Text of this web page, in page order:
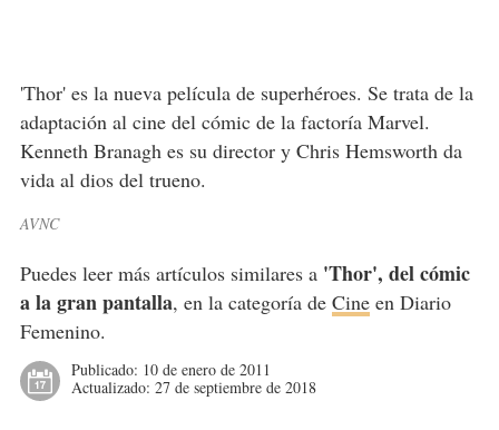
'Thor' es la nueva película de superhéroes. Se trata de la
adaptación al cine del cómic de la factoría Marvel.
Kenneth Branagh es su director y Chris Hemsworth da
vida al dios del trueno.
AVNC
Puedes leer más artículos similares a 'Thor', del cómic
a la gran pantalla, en la categoría de Cineen Diario
Femenino.
Publicado: 10 de enero de 2011
Actualizado: 27 de septiembre de 2018